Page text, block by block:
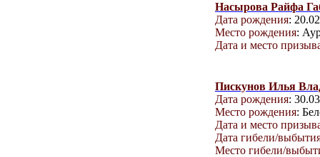
Насырова Райфа
Дата рождения:
Место рождения:
Дата и место
Пискунов Илья
Дата рождения:
Место рождения:
Дата и место
Дата гибели/
Место гибели/